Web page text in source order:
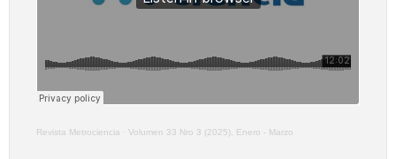
Revista Metrociencia · Volumen 33 Nro 3 (2025), Enero - Marzo